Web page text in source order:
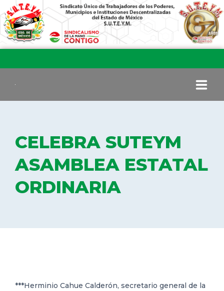
COMITÉ EJECUTIVO
COMISIÓN DE VIGILANCIA
CELEBRA SUTEYM
ASAMBLEA ESTATAL
ORDINARIA
***Herminio Cahue Calderón, secretario general de la